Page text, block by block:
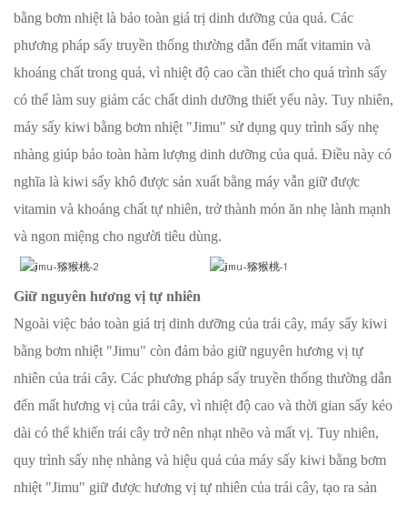
bằng bơm nhiệt là bảo toàn giá trị dinh dưỡng của quả. Các
phương pháp sấy truyền thống thường dẫn đến mất vitamin và
khoáng chất trong quả, vì nhiệt độ cao cần thiết cho quá trình sấy
có thể làm suy giảm các chất dinh dưỡng thiết yếu này. Tuy nhiên,
máy sấy kiwi bằng bơm nhiệt "Jimu" sử dụng quy trình sấy nhẹ
nhàng giúp bảo toàn hàm lượng dinh dưỡng của quả. Điều này có
nghĩa là kiwi sấy khô được sản xuất bằng máy vẫn giữ được
vitamin và khoáng chất tự nhiên, trở thành món ăn nhẹ lành mạnh
và ngon miệng cho người tiêu dùng.
Giữ nguyên hương vị tự nhiên
Ngoài việc bảo toàn giá trị dinh dưỡng của trái cây, máy sấy kiwi
bằng bơm nhiệt "Jimu" còn đảm bảo giữ nguyên hương vị tự
nhiên của trái cây. Các phương pháp sấy truyền thống thường dẫn
đến mất hương vị của trái cây, vì nhiệt độ cao và thời gian sấy kéo
dài có thể khiến trái cây trở nên nhạt nhẽo và mất vị. Tuy nhiên,
quy trình sấy nhẹ nhàng và hiệu quả của máy sấy kiwi bằng bơm
nhiệt "Jimu" giữ được hương vị tự nhiên của trái cây, tạo ra sản